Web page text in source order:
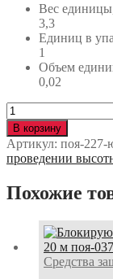
Вес
3,3
Единиц в
1
Объем
0,02
Количество
Горизонтальная
анкерная
линия
VENTO
(vpro
поя-227-
В корзину
Артикул: поя-227-
проведении
Похожие
Средства